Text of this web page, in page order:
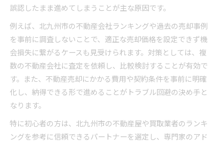
誤認したまま進めてしまうことが主な原因です。
例えば、北九州市の不動産会社ランキングや過去の売却事例
を事前に調査しないことで、適正な売却価格を設定できず機
会損失に繋がるケースも見受けられます。対策としては、複
数の不動産会社に査定を依頼し、比較検討することが有効で
す。また、不動産売却にかかる費用や契約条件を事前に明確
化し、納得できる形で進めることがトラブル回避の決め手と
なります。
特に初心者の方は、北九州市の不動産屋や買取業者のランキ
ングを参考に信頼できるパートナーを選定し、専門家のアド